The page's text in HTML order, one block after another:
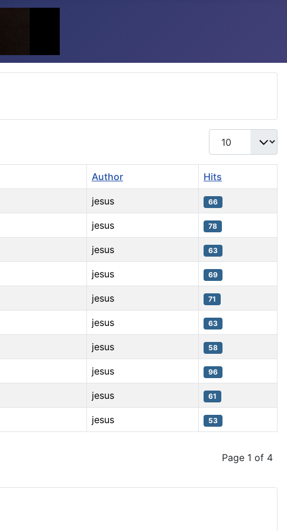
Display #
Author Hits
jesus 66
jesus 78
jesus 63
jesus 69
jesus 71
jesus 63
jesus 58
jesus 96
jesus 61
jesus 53
Page 1 of 4